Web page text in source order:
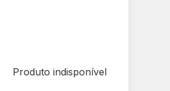
Produto indisponível